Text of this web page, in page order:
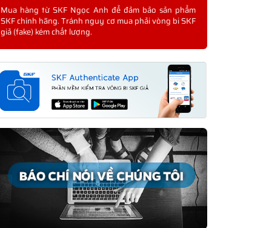
Mua hàng từ SKF Ngọc Anh để đảm bảo sản phẩm
SKF chính hãng. Tránh nguy cơ mua phải vòng bi SKF
giả (fake) kém chất lượng.